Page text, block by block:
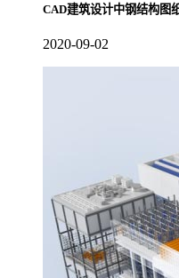
CAD建筑设计中钢结构图
2020-09-02